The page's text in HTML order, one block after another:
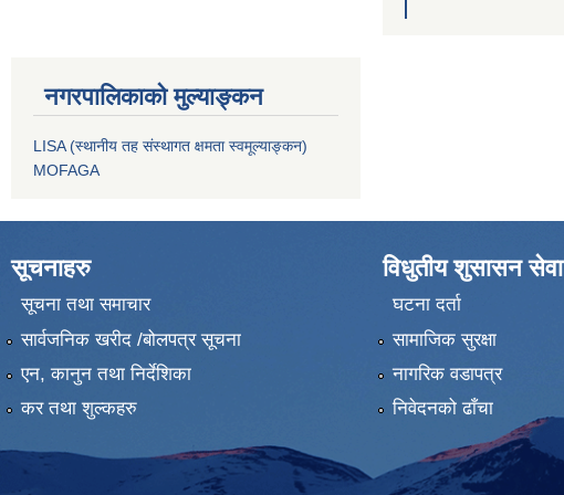
नगरपालिकाको मुल्याङ्कन
LISA (स्थानीय तह संस्थागत क्षमता स्वमूल्याङ्कन)
MOFAGA
सूचनाहरु
सूचना तथा समाचार
सार्वजनिक खरीद /बोलपत्र सूचना
एन, कानुन तथा निर्देशिका
कर तथा शुल्कहरु
विधुतीय शुसासन सेवा
घटना दर्ता
सामाजिक सुरक्षा
नागरिक वडापत्र
निवेदनको ढाँचा